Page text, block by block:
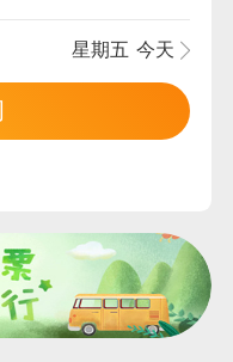
星期五 今天